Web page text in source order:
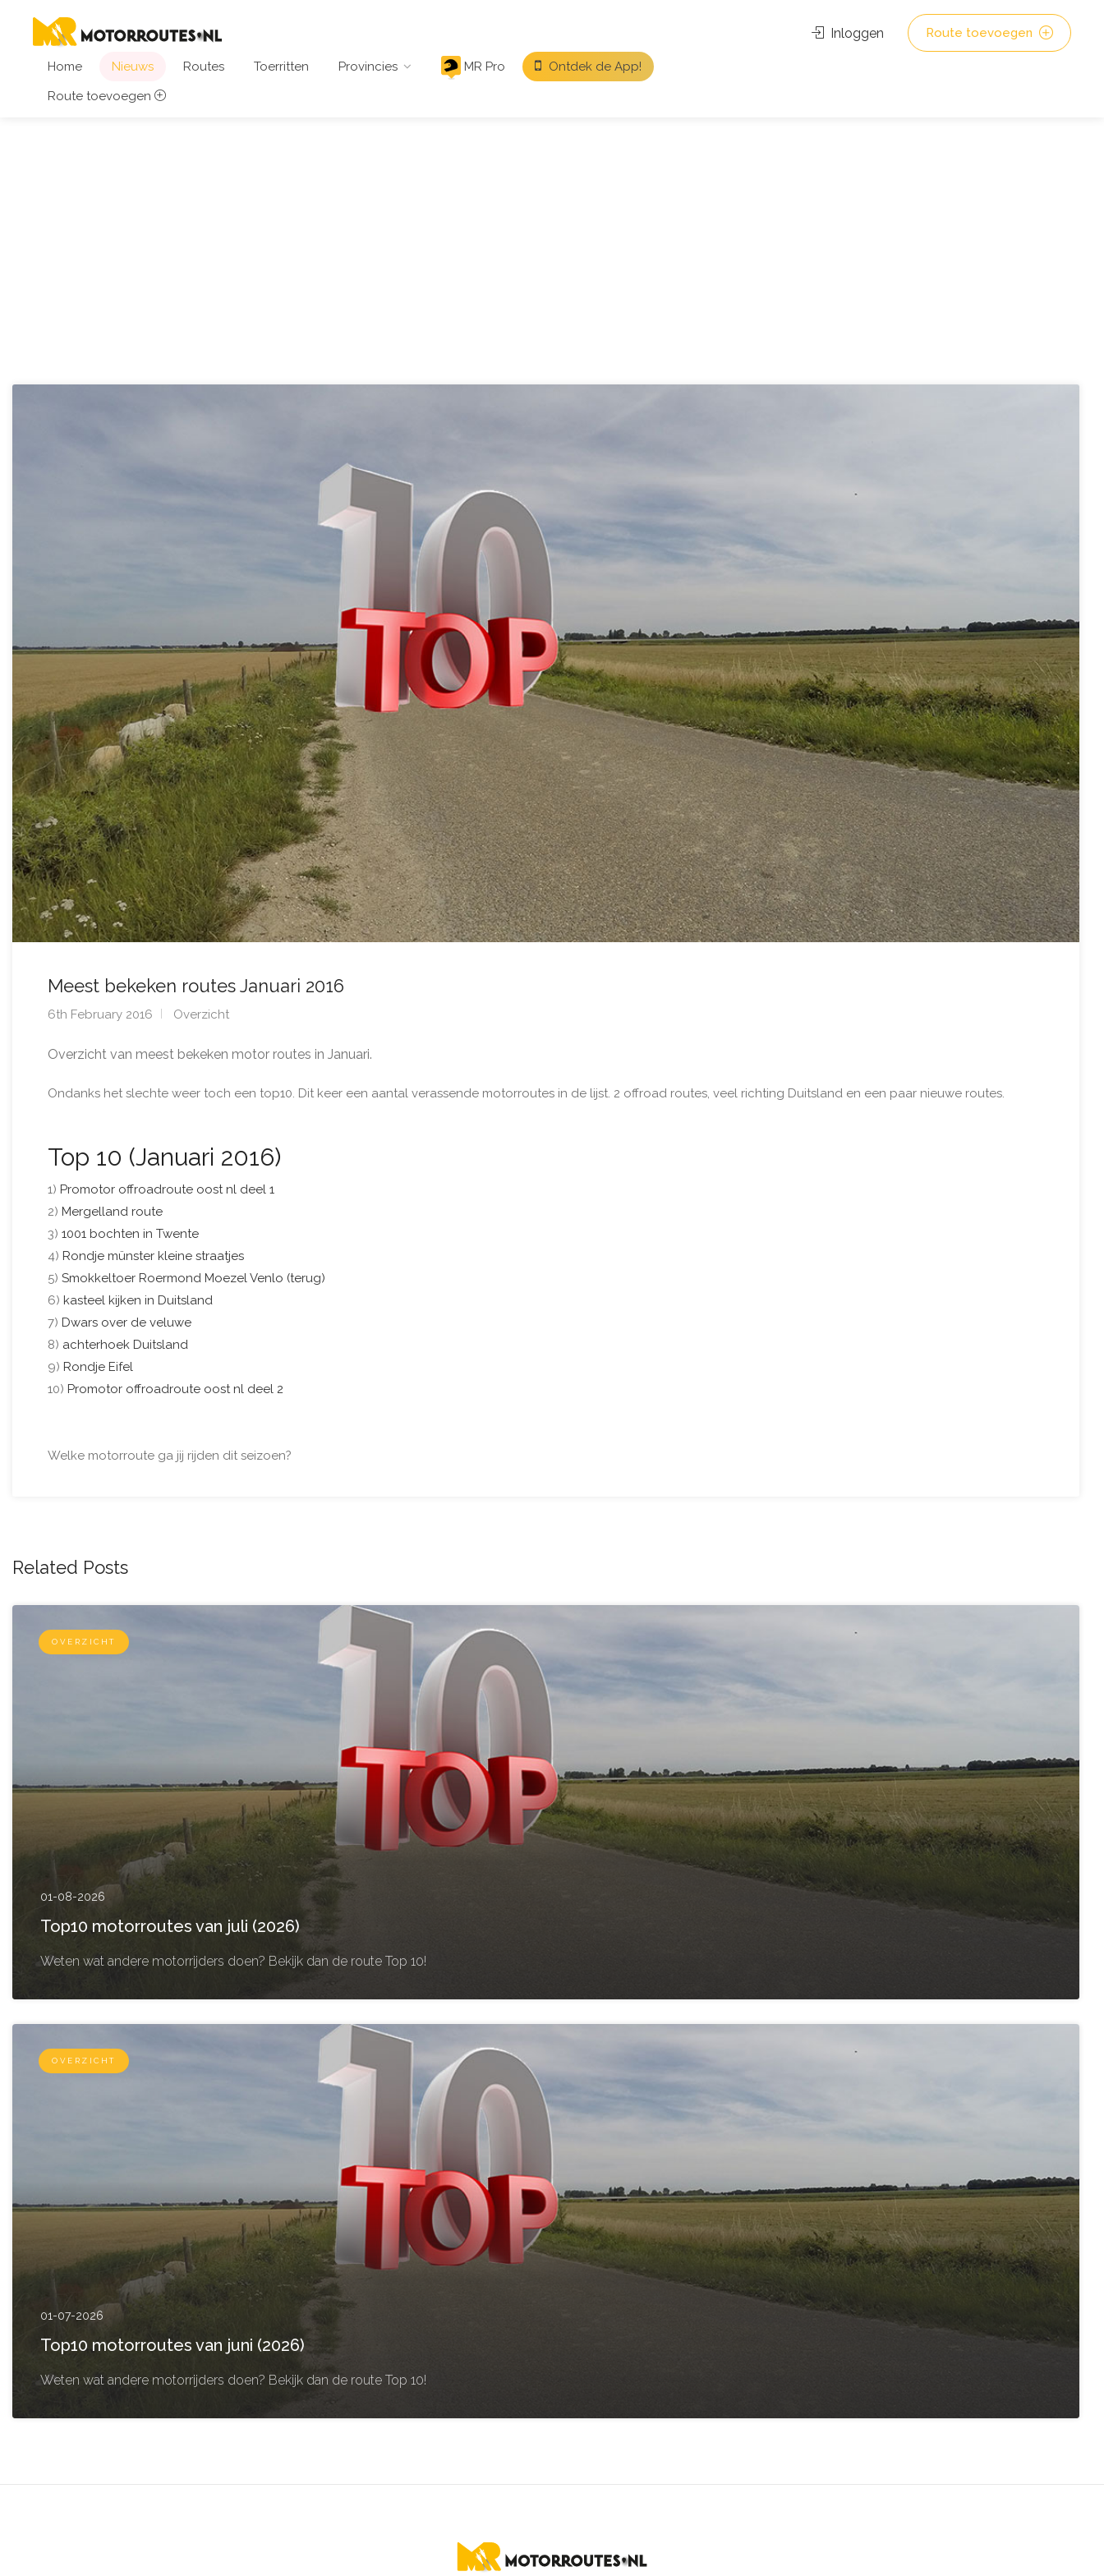
Home Nieuws Routes Toerritten Provincies MR Pro
Ontdek de App!
Route toevoegen
Inloggen Route toevoegen
Meest bekeken routes Januari 2016
6th February 2016 Overzicht
Overzicht van meest bekeken motor routes in Januari.
Ondanks het slechte weer toch een top10. Dit keer een aantal verassende motorroutes in de lijst. 2 offroad routes, veel richting Duitsland en een paar nieuwe routes.
Top 10 (Januari 2016)
1) Promotor offroadroute oost nl deel 1
2) Mergelland route
3) 1001 bochten in Twente
4) Rondje münster kleine straatjes
5) Smokkeltoer Roermond Moezel Venlo (terug)
6) kasteel kijken in Duitsland
7) Dwars over de veluwe
8) achterhoek Duitsland
9) Rondje Eifel
10) Promotor offroadroute oost nl deel 2
Welke motorroute ga jij rijden dit seizoen?
Related Posts
OVERZICHT
01-08-2026
Top10 motorroutes van juli (2026)
Weten wat andere motorrijders doen? Bekijk dan de route Top 10!
OVERZICHT
01-07-2026
Top10 motorroutes van juni (2026)
Weten wat andere motorrijders doen? Bekijk dan de route Top 10!